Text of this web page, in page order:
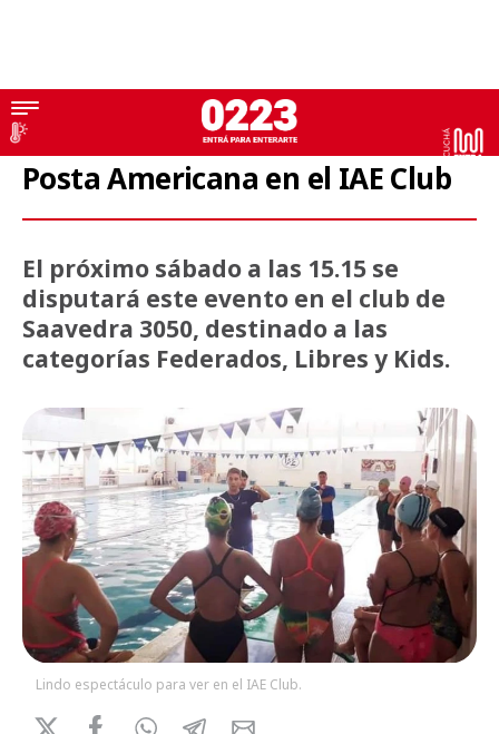
Natación
Posta Americana en el IAE Club
El próximo sábado a las 15.15 se
disputará este evento en el club de
Saavedra 3050, destinado a las
categorías Federados, Libres y Kids.
Lindo espectáculo para ver en el IAE Club.